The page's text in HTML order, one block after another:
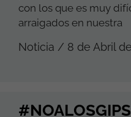
con los que es muy
arraigados en nuestra
Noticia / 8 de Abril